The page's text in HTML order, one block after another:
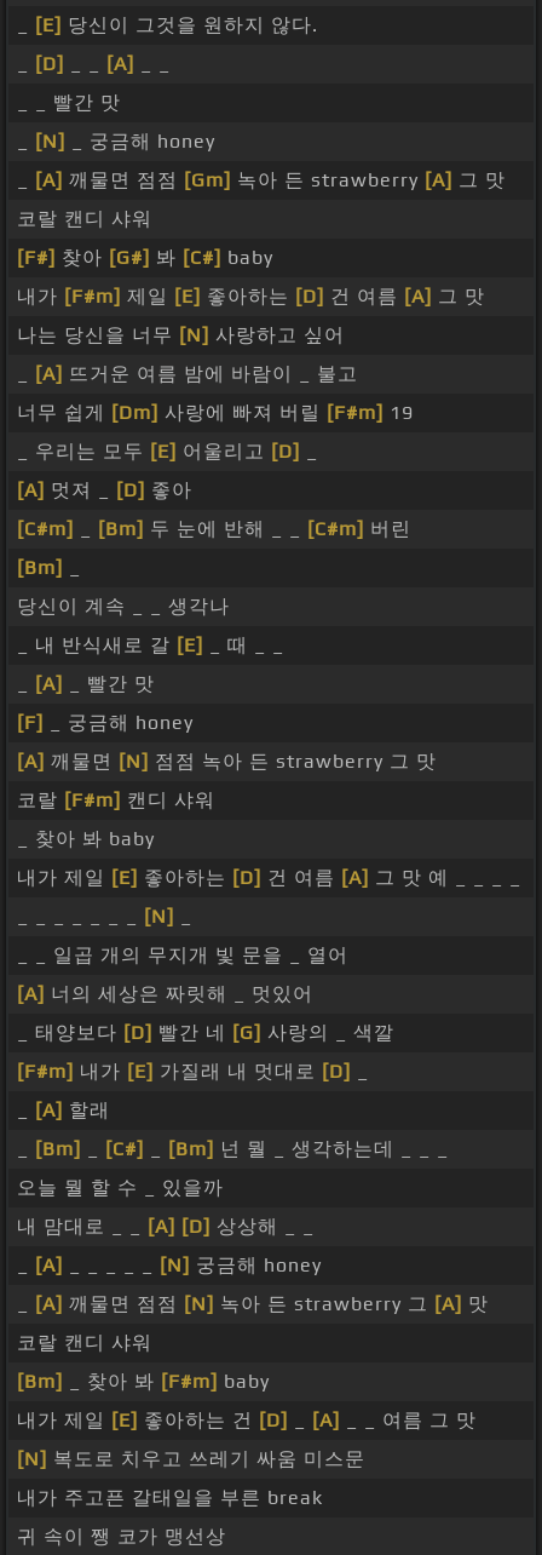
[E] 당신이 그것을 원하지 않다.
[D] [A]
_ _ 빨간 맛
[N]
_ 궁금해 honey
[A] 깨물면 점점 [Gm] 녹아 든 strawberry [A] 그 맛
코랄 캔디 샤워
[F#] 찾아 [G#] 봐 [C#] baby
내가 [F#m] 제일 [E] 좋아하는 [D] 건 여름 [A] 그 맛
나는 당신을 너무 [N] 사랑하고 싶어
[A] 뜨거운 여름 밤에 바람이 _ 불고
너무 쉽게
[Dm] 사랑에 빠져 버릴 [F#m] 19
_ 우리는 모두 [E] 어울리고 [D]
[A] 멋져 _ [D] 좋아
[C#m]
[Bm] 두 눈에 반해 _ _ [C#m] 버린
[Bm]
당신이 계속 _ _ 생각나
_ 내 반식새로 갈 [E]
_ 때 _ _
[A]
_ 빨간 맛
[F]
_ 궁금해 honey
[A] 깨물면 [N] 점점 녹아 든 strawberry 그 맛
코랄 [F#m] 캔디 샤워
_ 찾아 봐 baby
내가 제일 [E] 좋아하는 [D] 건 여름 [A] 그 맛 예 _ _ _ _
[N]
_ _ 일곱 개의 무지개 빛 문을 _ 열어
[A] 너의 세상은 짜릿해 _ 멋있어
_ 태양보다 [D] 빨간 네 [G] 사랑의 _ 색깔
[F#m] 내가 [E] 가질래 내 멋대로 [D]
[A] 할래
[Bm] [C#] [Bm] 넌 뭘 _ 생각하는데 _ _ _
오늘 뭘 할 수 _ 있을까
내 맘대로 _ _
[A] [D] 상상해 _ _
[A] [N] 궁금해 honey
[A] 깨물면 점점 [N] 녹아 든 strawberry 그 [A] 맛
코랄 캔디 샤워
[Bm]
_ 찾아 봐 [F#m] baby
내가 제일 [E] 좋아하는 건 [D] [A]
_ _ 여름 그 맛
[N] 복도로 치우고 쓰레기 싸움 미스문
내가 주고픈 갈태일을 부른 break
귀 속이 쨍 코가 맹선상